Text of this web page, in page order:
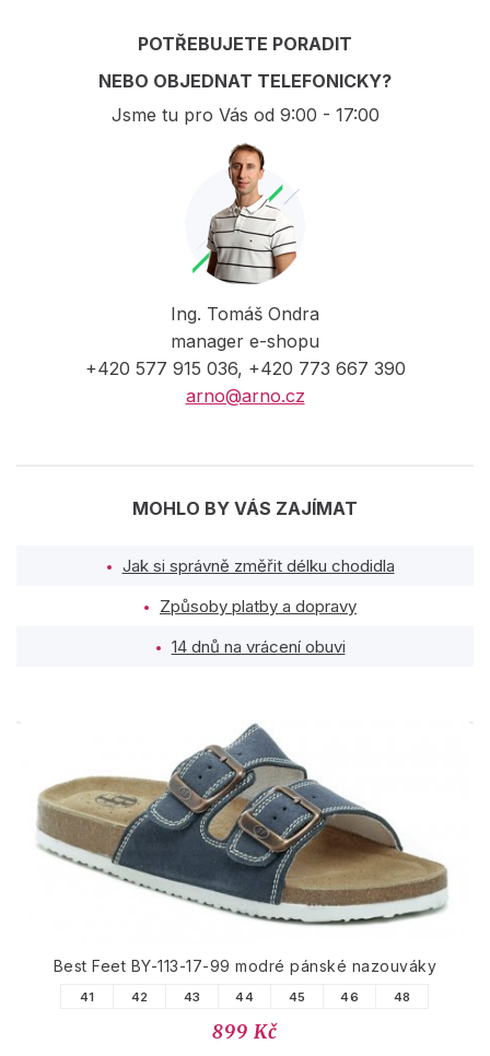
POTŘEBUJETE PORADIT
NEBO OBJEDNAT TELEFONICKY?
Jsme tu pro Vás od 9:00 - 17:00
Ing. Tomáš Ondra
manager e-shopu
+420 577 915 036, +420 773 667 390
arno@arno.cz
MOHLO BY VÁS ZAJÍMAT
Jak si správně změřit délku chodidla
Způsoby platby a dopravy
14 dnů na vrácení obuvi
PODOBNÉ PRODUKTY
Best Feet BY-113-17-99 modré pánské nazouváky
41 42 43 44 45 46 48
899 Kč